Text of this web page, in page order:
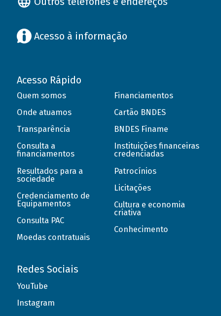
Acesso à informação
Acesso Rápido
Quem somos
Onde atuamos
Transparência
Consulta a
financiamentos
Resultados para a
sociedade
Credenciamento de
Equipamentos
Consulta PAC
Moedas contratuais
Financiamentos
Cartão BNDES
BNDES Finame
Instituições financeiras
credenciadas
Patrocínios
Licitações
Cultura e economia
criativa
Conhecimento
Redes Sociais
YouTube
Instagram